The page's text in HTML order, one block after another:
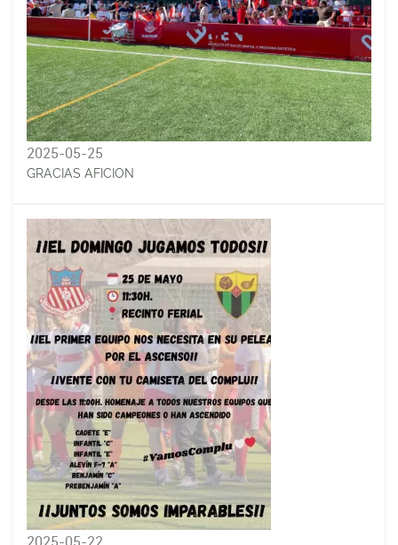
2025-05-25
GRACIAS AFICION